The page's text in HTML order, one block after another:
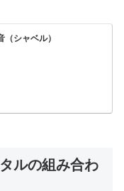
シャベル）
ルの組み合わ